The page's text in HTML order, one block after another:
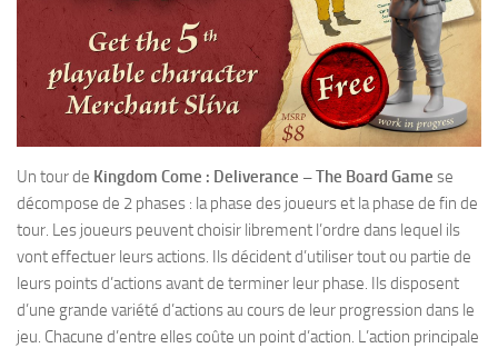
Un tour de Kingdom Come : Deliverance – The Board Game se
décompose de 2 phases : la phase des joueurs et la phase de fin de
tour. Les joueurs peuvent choisir librement l’ordre dans lequel ils
vont effectuer leurs actions. Ils décident d’utiliser tout ou partie de
leurs points d’actions avant de terminer leur phase. Ils disposent
d’une grande variété d’actions au cours de leur progression dans le
jeu. Chacune d’entre elles coûte un point d’action. L’action principale